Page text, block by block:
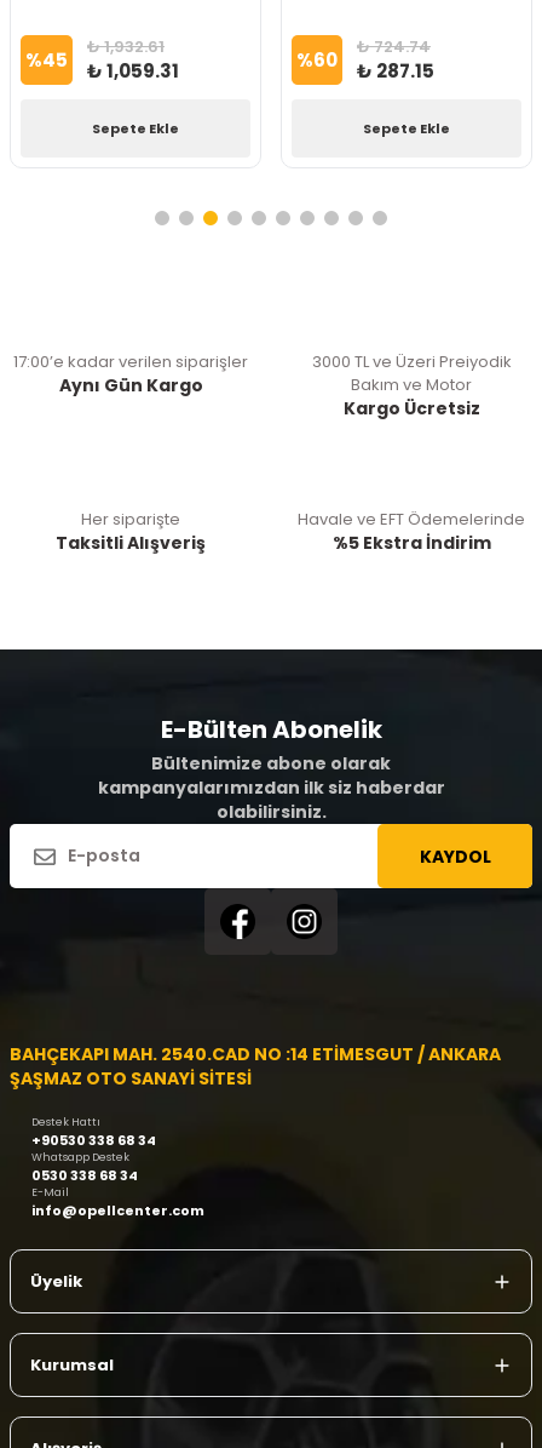
%45 ₺ 1,932.61
₺ 1,059.31
Sepete Ekle
%60 ₺ 724.74
₺ 287.15
Sepete Ekle
17:00’e kadar verilen siparişler
Aynı Gün Kargo
3000 TL ve Üzeri Preiyodik
Bakım ve Motor
Kargo Ücretsiz
Her siparişte
Taksitli Alışveriş
Havale ve EFT Ödemelerinde
%5 Ekstra İndirim
E-Bülten Abonelik
Bültenimize abone olarak
kampanyalarımızdan ilk siz haberdar
olabilirsiniz.
KAYDOL
BAHÇEKAPI MAH. 2540.CAD NO :14 ETİMESGUT / ANKARA
ŞAŞMAZ OTO SANAYİ SİTESİ
Destek Hattı
+90530 338 68 34
Whatsapp Destek
0530 338 68 34
E-Mail
info@opellcenter.com
Üyelik
Kurumsal